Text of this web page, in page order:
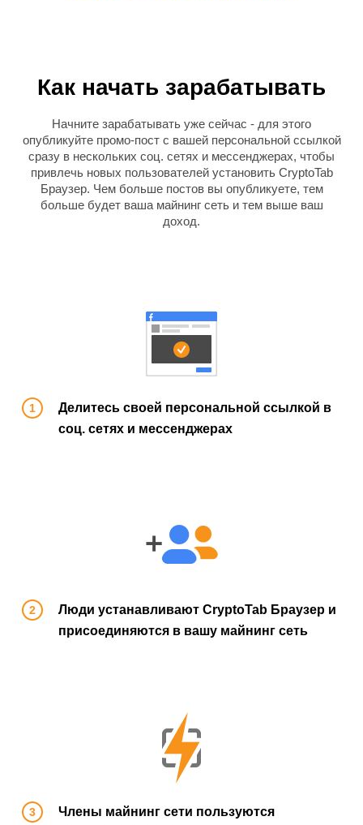
Как начать зарабатывать
Начните зарабатывать уже сейчас - для этого
опубликуйте промо-пост с вашей персональной ссылкой
сразу в нескольких соц. сетях и мессенджерах, чтобы
привлечь новых пользователей установить CryptoTab
Браузер. Чем больше постов вы опубликуете, тем
больше будет ваша майнинг сеть и тем выше ваш
доход.
Делитесь своей персональной ссылкой в
соц. сетях и мессенджерах
Люди устанавливают CryptoTab Браузер и
присоединяются в вашу майнинг сеть
Члены майнинг сети пользуются